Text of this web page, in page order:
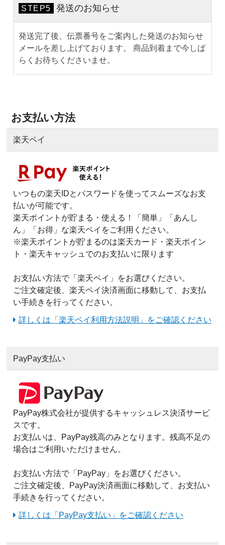
STEP5 発送のお知らせ
発送完了後、伝票番号をご案内した発送のお知らせ
メールを差し上げております。 商品到着まで今しば
らくお待ちくださいませ。
お支払い方法
楽天ペイ
いつもの楽天IDとパスワードを使ってスムーズなお支
払いが可能です。
楽天ポイントが貯まる・使える！「簡単」「あんし
ん」「お得」な楽天ペイをご利用ください。
※楽天ポイントが貯まるのは楽天カード・楽天ポイン
ト・楽天キャッシュでのお支払いに限ります
お支払い方法で「楽天ペイ」をお選びください。
ご注文確定後、楽天ペイ決済画面に移動して、お支払
い手続きを行ってください。
詳しくは「楽天ペイ利用方法説明」をご確認ください
PayPay支払い
PayPay株式会社が提供するキャッシュレス決済サービ
スです。
お支払いは、PayPay残高のみとなります。残高不足の
場合はご利用いただけません。
お支払い方法で「PayPay」をお選びください。
ご注文確定後、PayPay決済画面に移動して、お支払い
手続きを行ってください。
詳しくは「PayPay支払い」をご確認ください